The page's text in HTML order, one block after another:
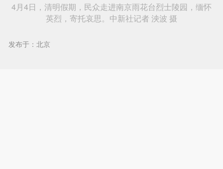
4月4日，清明假期，民众走进南京雨花台烈士陵园，缅怀
英烈，寄托哀思。中新社记者 泱波 摄
发布于：北京